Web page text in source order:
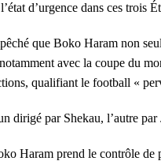
d’urgence dans ces trois
que Boko Haram non
avec la coupe du
qualifiant le football «
dirigé par Shekau, l’autre par
Haram prend le contrôle de